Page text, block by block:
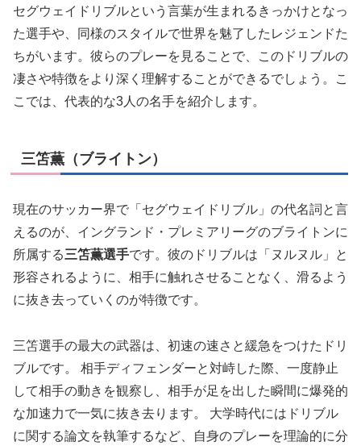
セグウェイドリブルという言葉が生まれるきっかけとなっ
た選手や、同様のスタイルで世界を魅了したレジェンドた
ちがいます。彼らのプレーを見ることで、このドリブルの
凄さや特徴をより深く理解することができるでしょう。こ
こでは、代表的な3人の名手を紹介します。
三笘薫（ブライトン）
現在のサッカー界で「セグウェイドリブル」の代名詞と言
えるのが、イングランド・プレミアリーグのブライトンに
所属する三笘薫選手です。彼のドリブルは「ヌルヌル」と
形容されるように、相手に触れさせることなく、滑るよう
に抜き去っていくのが特徴です。
三笘選手の最大の武器は、初速の速さと緩急をつけたドリ
ブルです。 相手ディフェンダーと対峙した際、一度静止
して相手の動きを観察し、相手が足を出した瞬間に爆発的
な加速力で一気に抜き去ります。 大学時代にはドリブル
に関する論文を執筆するなど、自身のプレーを理論的に分